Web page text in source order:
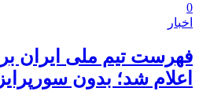
0
اخبار
فهرست تیم ملی ایران
اعلام شد؛ بدون سورپرایز